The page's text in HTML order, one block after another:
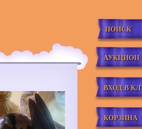
ПОИСК
АУКЦИОН
ВХОД В
КОРЗИНА